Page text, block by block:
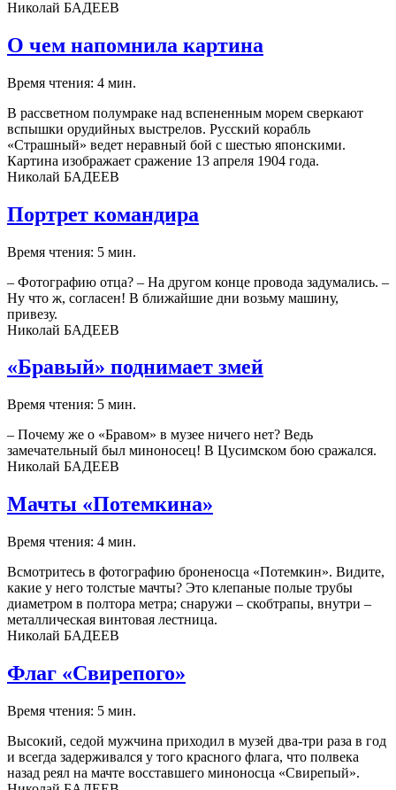
Николай БАДЕЕВ
О чем напомнила картина
Время чтения: 4 мин.
В рассветном полумраке над вспененным морем сверкают
вспышки орудийных выстрелов. Русский корабль
«Страшный» ведет неравный бой с шестью японскими.
Картина изображает сражение 13 апреля 1904 года.
Николай БАДЕЕВ
Портрет командира
Время чтения: 5 мин.
– Фотографию отца? – На другом конце провода задумались. –
Ну что ж, согласен! В ближайшие дни возьму машину,
привезу.
Николай БАДЕЕВ
«Бравый» поднимает змей
Время чтения: 5 мин.
– Почему же о «Бравом» в музее ничего нет? Ведь
замечательный был миноносец! В Цусимском бою сражался.
Николай БАДЕЕВ
Мачты «Потемкина»
Время чтения: 4 мин.
Всмотритесь в фотографию броненосца «Потемкин». Видите,
какие у него толстые мачты? Это клепаные полые трубы
диаметром в полтора метра; снаружи – скобтрапы, внутри –
металлическая винтовая лестница.
Николай БАДЕЕВ
Флаг «Свирепого»
Время чтения: 5 мин.
Высокий, седой мужчина приходил в музей два-три раза в год
и всегда задерживался у того красного флага, что полвека
назад реял на мачте восставшего миноносца «Свирепый».